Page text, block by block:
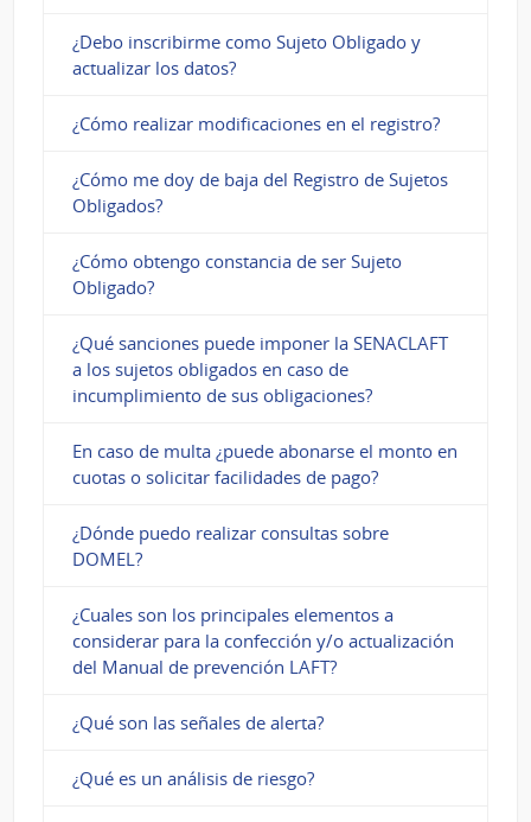
¿Debo inscribirme como Sujeto Obligado y
actualizar los datos?
¿Cómo realizar modificaciones en el registro?
¿Cómo me doy de baja del Registro de Sujetos
Obligados?
¿Cómo obtengo constancia de ser Sujeto
Obligado?
¿Qué sanciones puede imponer la SENACLAFT
a los sujetos obligados en caso de
incumplimiento de sus obligaciones?
En caso de multa ¿puede abonarse el monto en
cuotas o solicitar facilidades de pago?
¿Dónde puedo realizar consultas sobre
DOMEL?
¿Cuales son los principales elementos a
considerar para la confección y/o actualización
del Manual de prevención LAFT?
¿Qué son las señales de alerta?
¿Qué es un análisis de riesgo?